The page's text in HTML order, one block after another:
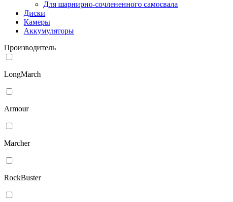
Для шарнирно-сочлененного самосвала
Диски
Камеры
Аккумуляторы
Производитель
LongMarch
Armour
Marcher
RockBuster